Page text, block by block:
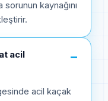
kaynağını
acil
−
acil kaçak